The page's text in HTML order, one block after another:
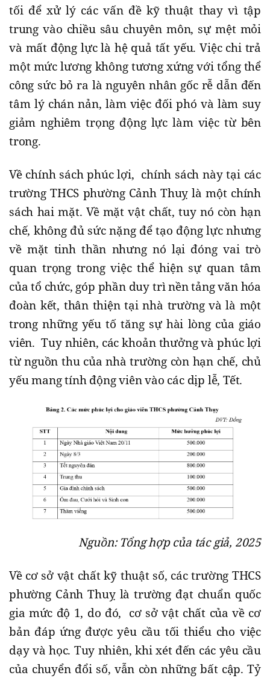
tối để xử lý các vấn đề kỹ thuật thay vì tập
trung vào chiều sâu chuyên môn, sự mệt mỏi
và mất động lực là hệ quả tất yếu. Việc chi trả
một mức lương không tương xứng với tổng thể
công sức bỏ ra là nguyên nhân gốc rễ dẫn đến
tâm lý chán nản, làm việc đối phó và làm suy
giảm nghiêm trọng động lực làm việc từ bên
trong.
Về chính sách phúc lợi, chính sách này tại các
trường THCS phường Cảnh Thuỵ là một chính
sách hai mặt. Về mặt vật chất, tuy nó còn hạn
chế, không đủ sức nặng để tạo động lực nhưng
về mặt tinh thần nhưng nó lại đóng vai trò
quan trọng trong việc thể hiện sự quan tâm
của tổ chức, góp phần duy trì nền tảng văn hóa
đoàn kết, thân thiện tại nhà trường và là một
trong những yếu tố tăng sự hài lòng của giáo
viên. Tuy nhiên, các khoản thưởng và phúc lợi
từ nguồn thu của nhà trường còn hạn chế, chủ
yếu mang tính động viên vào các dịp lễ, Tết.
Nguồn: Tổng hợp của tác giả, 2025
Về cơ sở vật chất kỹ thuật số, các trường THCS
phường Cảnh Thuỵ là trường đạt chuẩn quốc
gia mức độ 1, do đó, cơ sở vật chất của về cơ
bản đáp ứng được yêu cầu tối thiểu cho việc
dạy và học. Tuy nhiên, khi xét đến các yêu cầu
của chuyển đổi số, vẫn còn những bất cập. Tỷ